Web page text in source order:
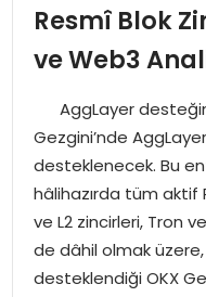
İDEAL SPOR
YAŞAM
MAGAZIN
SAĞLIK
SOSYAL HABER
Resmî Blok
ve Web3
AggLayer
Gezgini’nde
desteklenecek. Bu
hâlihazırda tüm aktif
ve L2 zincirleri, Tron
de dâhil olmak
desteklendiği OKX